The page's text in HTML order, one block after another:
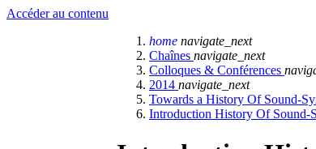
Accéder au contenu
home navigate_next
Chaînes navigate_next
Colloques & Conférences
2014 navigate_next
Towards a History Of Sound-
Introduction History Of Sound-